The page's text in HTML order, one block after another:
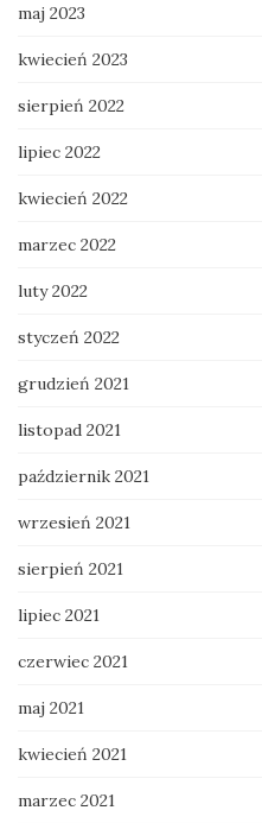
maj 2023
kwiecień 2023
sierpień 2022
lipiec 2022
kwiecień 2022
marzec 2022
luty 2022
styczeń 2022
grudzień 2021
listopad 2021
październik 2021
wrzesień 2021
sierpień 2021
lipiec 2021
czerwiec 2021
maj 2021
kwiecień 2021
marzec 2021